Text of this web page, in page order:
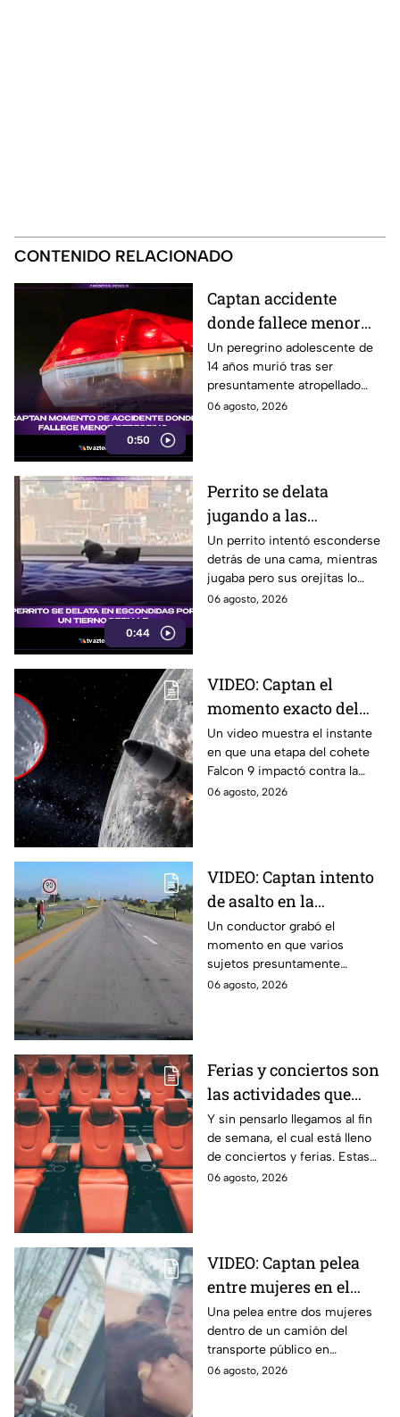
CONTENIDO RELACIONADO
0:50
Captan accidente
donde fallece menor
peregrino en Estado de
México
Un peregrino adolescente de
14 años murió tras ser
presuntamente atropellado
mientras entrenaba en
06 agosto, 2026
0:44
Perrito se delata
jugando a las
escondidas y conquista
las redes
Un perrito intentó esconderse
detrás de una cama, mientras
jugaba pero sus orejitas lo
delataron. El tierno video
06 agosto, 2026
VIDEO: Captan el
momento exacto del
impacto de cohete
contra la Luna; así
reaccionó
Un video muestra el instante
en que una etapa del cohete
Falcon 9 impactó contra la
luna, levantando una enorme
06 agosto, 2026
VIDEO: Captan intento
de asalto en la
autopista Arco Norte;
delincuentes arrojaron
piedras y llantas
Un conductor grabó el
momento en que varios
sujetos presuntamente
intentaron cometer un asalto
06 agosto, 2026
Ferias y conciertos son
las actividades que
habrá en Puebla del 7 al
9 de agosto
Y sin pensarlo llegamos al fin
de semana, el cual está lleno
de conciertos y ferias. Estas
son las actividades que habrá
06 agosto, 2026
VIDEO: Captan pelea
entre mujeres en el
transporte público; así
se desgreñaron en
Monterrey
Una pelea entre dos mujeres
dentro de un camión del
transporte público en
Monterrey, Nuevo León, quedó
06 agosto, 2026